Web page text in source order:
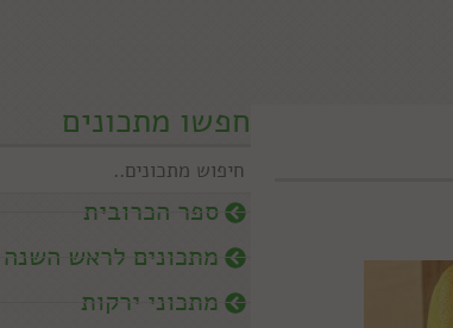
חפשו מתכונים
ספר הכרובית
מתכונים לראש השנה
מתכוני ירקות